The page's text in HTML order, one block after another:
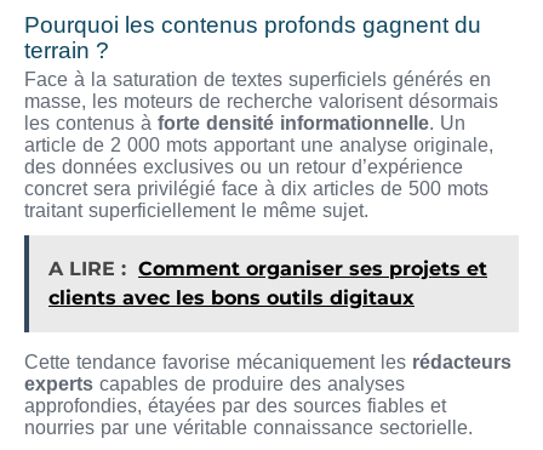
Pourquoi les contenus profonds gagnent du
terrain ?
Face à la saturation de textes superficiels générés en
masse, les moteurs de recherche valorisent désormais
les contenus à forte densité informationnelle. Un
article de 2 000 mots apportant une analyse originale,
des données exclusives ou un retour d’expérience
concret sera privilégié face à dix articles de 500 mots
traitant superficiellement le même sujet.
A LIRE : Comment organiser ses projets et
clients avec les bons outils digitaux
Cette tendance favorise mécaniquement les rédacteurs
experts capables de produire des analyses
approfondies, étayées par des sources fiables et
nourries par une véritable connaissance sectorielle.